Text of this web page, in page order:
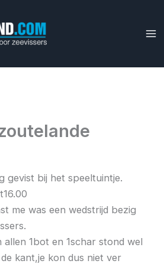
gevist bij het speeltuintje.
me was een wedstrijd bezig
allen 1bot en 1schar stond wel
kant,je kon dus niet ver